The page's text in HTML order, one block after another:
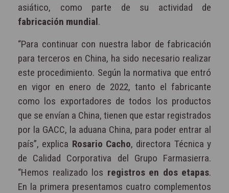
asiático, como parte de su actividad de
fabricación mundial.
“Para continuar con nuestra labor de fabricación
para terceros en China, ha sido necesario realizar
este procedimiento. Según la normativa que entró
en vigor en enero de 2022, tanto el fabricante
como los exportadores de todos los productos
que se envían a China, tienen que estar registrados
por la GACC, la aduana China, para poder entrar al
país”, explica Rosario Cacho, directora Técnica y
de Calidad Corporativa del Grupo Farmasierra.
“Hemos realizado los registros en dos etapas.
En la primera presentamos cuatro complementos